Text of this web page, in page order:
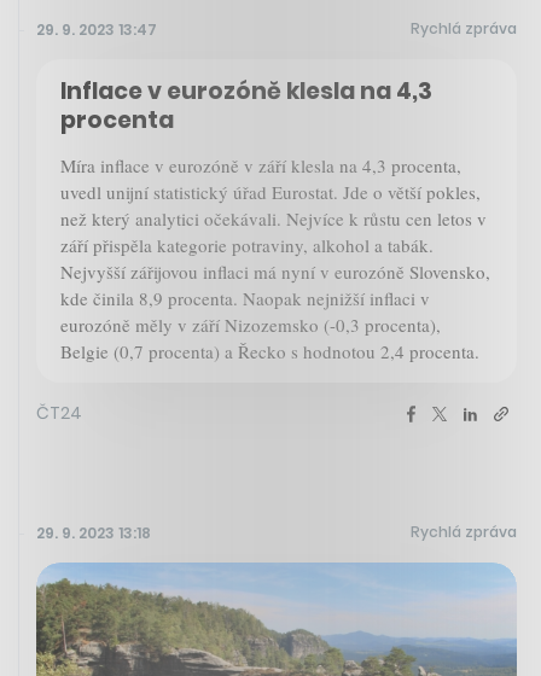
29. 9. 2023 13:47 Rychlá zpráva
Inflace v eurozóně klesla na 4,3
procenta
Míra inflace v eurozóně v září klesla na 4,3 procenta,
uvedl unijní statistický úřad Eurostat. Jde o větší pokles,
než který analytici očekávali. Nejvíce k růstu cen letos v
září přispěla kategorie potraviny, alkohol a tabák.
Nejvyšší zářijovou inflaci má nyní v eurozóně Slovensko,
kde činila 8,9 procenta. Naopak nejnižší inflaci v
eurozóně měly v září Nizozemsko (-0,3 procenta),
Belgie (0,7 procenta) a Řecko s hodnotou 2,4 procenta.
ČT24
29. 9. 2023 13:18 Rychlá zpráva